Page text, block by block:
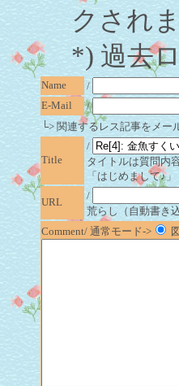
クされ
*) 過去
Name
/
E-Mail
/
└> 関連するレス記事をメー
Title
/
タイトルは質問内
「はじめまして♪
URL
/
荒らし（自動書き
Comment/ 通常モード->